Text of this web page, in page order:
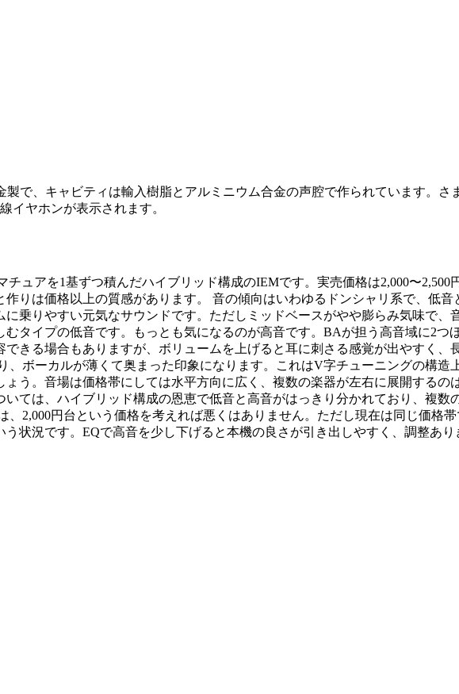
で、キャビティは輸入樹脂とアルミニウム合金の声腔で作られています。さ
イヤホンが表示されます。
ュアを1基ずつ積んだハイブリッド構成のIEMです。実売価格は2,000〜2,500
りは価格以上の質感があります。 音の傾向はいわゆるドンシャリ系で、低
乗りやすい元気なサウンドです。ただしミッドベースがやや膨らみ気味で、
タイプの低音です。もっとも気になるのが高音です。BAが担う高音域に2つ
きる場合もありますが、ボリュームを上げると耳に刺さる感覚が出やすく、
ボーカルが薄くて奥まった印象になります。これはV字チューニングの構造
う。音場は価格帯にしては水平方向に広く、複数の楽器が左右に展開するの
ては、ハイブリッド構成の恩恵で低音と高音がはっきり分かれており、複数
2,000円台という価格を考えれば悪くはありません。ただし現在は同じ価格
状況です。EQで高音を少し下げると本機の良さが引き出しやすく、調整あり